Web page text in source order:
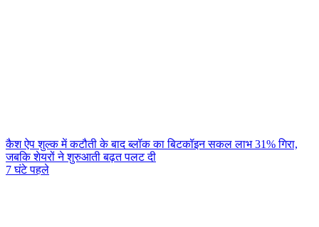
कैश ऐप शुल्क में कटौती के बाद ब्लॉक का बिटकॉइन सकल लाभ 31% गिरा,
जबकि शेयरों ने शुरुआती बढ़त पलट दी
7 घंटे पहले